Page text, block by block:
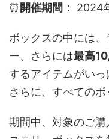
⏰開催期間： 2024
ボックスの中には
ー、さらには最高
するアイテムがいっ
さらに、すべての
期間中、対象のご購